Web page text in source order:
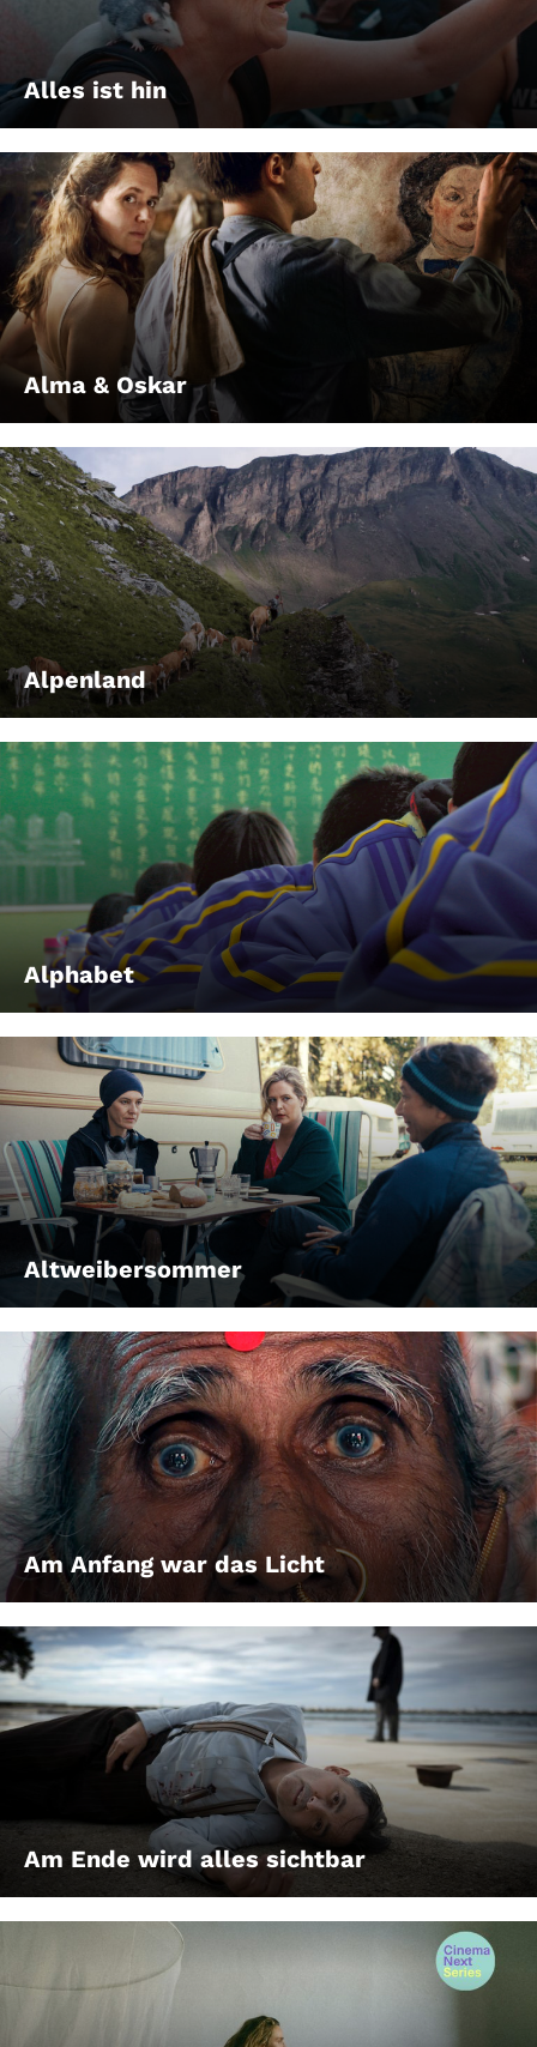
Alles ist hin
Alma & Oskar
Alpenland
Alphabet
Altweibersommer
Am Anfang war das Licht
Am Ende wird alles sichtbar